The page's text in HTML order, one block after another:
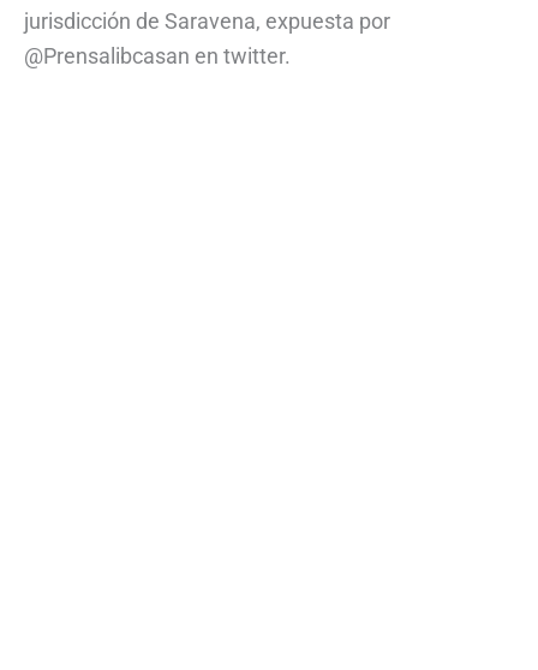
jurisdicción de Saravena, expuesta por
@Prensalibcasan en twitter.